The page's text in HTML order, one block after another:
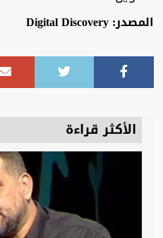
المصدر: Digital Discovery
الأكثر قراءة